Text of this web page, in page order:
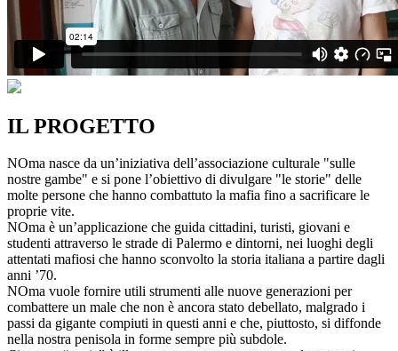
IL PROGETTO
NOma nasce da un’iniziativa dell’associazione culturale "sulle
nostre gambe" e si pone l’obiettivo di divulgare "le storie" delle
molte persone che hanno combattuto la mafia fino a sacrificare le
proprie vite.
NOma è un’applicazione che guida cittadini, turisti, giovani e
studenti attraverso le strade di Palermo e dintorni, nei luoghi degli
attentati mafiosi che hanno sconvolto la storia italiana a partire dagli
anni ’70.
NOma vuole fornire utili strumenti alle nuove generazioni per
combattere un male che non è ancora stato debellato, malgrado i
passi da gigante compiuti in questi anni e che, piuttosto, si diffonde
nella nostra penisola in forme sempre più subdole.